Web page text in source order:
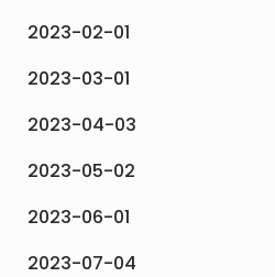
2023-02-01
2023-03-01
2023-04-03
2023-05-02
2023-06-01
2023-07-04